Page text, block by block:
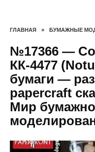
ГЛАВНАЯ » БУМАЖНЫЕ
№17366 —
КК-4477
бумаги —
papercraft
Мир